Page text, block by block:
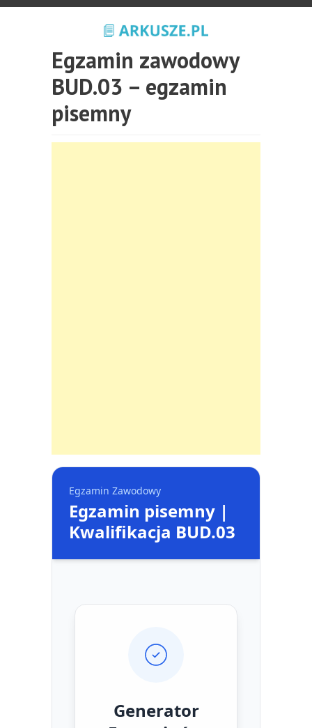
Egzamin zawodowy
BUD.03 – egzamin
pisemny